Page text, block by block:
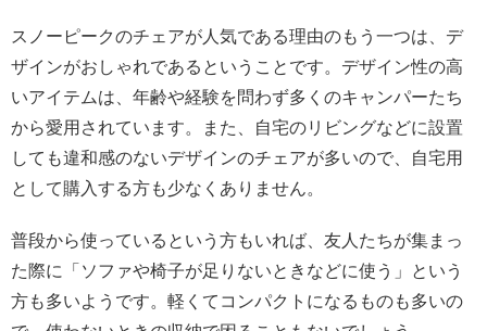
スノーピークのチェアが人気である理由のもう一つは、デ
ザインがおしゃれであるということです。デザイン性の高
いアイテムは、年齢や経験を問わず多くのキャンパーたち
から愛用されています。また、自宅のリビングなどに設置
しても違和感のないデザインのチェアが多いので、自宅用
として購入する方も少なくありません。
普段から使っているという方もいれば、友人たちが集まっ
た際に「ソファや椅子が足りないときなどに使う」という
方も多いようです。軽くてコンパクトになるものも多いの